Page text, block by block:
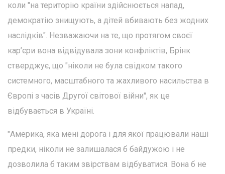
коли "на територію країни здійснюється напад,
демократію знищують, а дітей вбивають без жодних
наслідків". Незважаючи на те, що протягом своєї
кар’єри вона відвідувала зони конфліктів, Брінк
стверджує, що "ніколи не була свідком такого
системного, масштабного та жахливого насильства в
Європі з часів Другої світової війни", як це
відбувається в Україні.
"Америка, яка мені дорога і для якої працювали наші
предки, ніколи не залишалася б байдужою і не
дозволила б таким звірствам відбуватися. Вона б не